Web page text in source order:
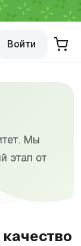
Войти
Мы
этап от